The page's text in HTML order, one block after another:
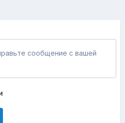
сообщение с вашей